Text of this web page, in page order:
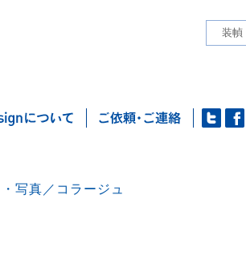
写真／コラージュ